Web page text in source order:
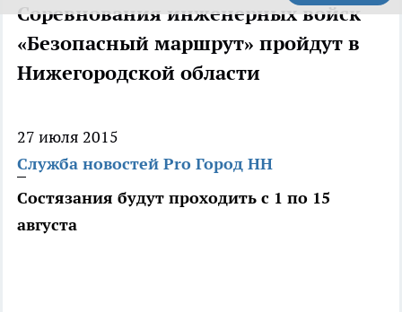
Соревнования инженерных войск
«Безопасный маршрут» пройдут в
Нижегородской области
27 июля 2015
Служба новостей Pro Город НН
Состязания будут проходить с 1 по 15
августа